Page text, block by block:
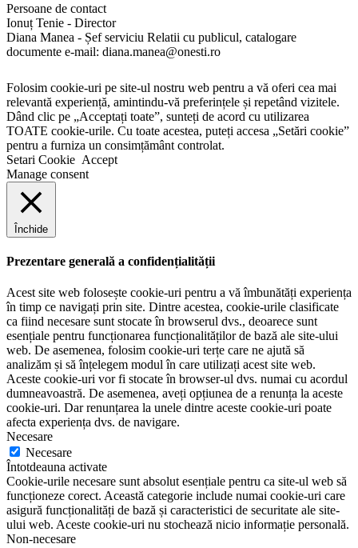
Persoane de contact
Ionuț Tenie - Director
Diana Manea - Șef serviciu Relatii cu publicul, catalogare
documente e-mail: diana.manea@onesti.ro
Folosim cookie-uri pe site-ul nostru web pentru a vă oferi cea mai
relevantă experiență, amintindu-vă preferințele și repetând vizitele.
Dând clic pe „Acceptați toate”, sunteți de acord cu utilizarea
TOATE cookie-urile. Cu toate acestea, puteți accesa „Setări cookie”
pentru a furniza un consimțământ controlat.
Setari Cookie Accept
Manage consent
Închide
Prezentare generală a confidențialității
Acest site web folosește cookie-uri pentru a vă îmbunătăți experiența
în timp ce navigați prin site. Dintre acestea, cookie-urile clasificate
ca fiind necesare sunt stocate în browserul dvs., deoarece sunt
esențiale pentru funcționarea funcționalităților de bază ale site-ului
web. De asemenea, folosim cookie-uri terțe care ne ajută să
analizăm și să înțelegem modul în care utilizați acest site web.
Aceste cookie-uri vor fi stocate în browser-ul dvs. numai cu acordul
dumneavoastră. De asemenea, aveți opțiunea de a renunța la aceste
cookie-uri. Dar renunțarea la unele dintre aceste cookie-uri poate
afecta experiența dvs. de navigare.
Necesare
Necesare
Întotdeauna activate
Cookie-urile necesare sunt absolut esențiale pentru ca site-ul web să
funcționeze corect. Această categorie include numai cookie-uri care
asigură funcționalități de bază și caracteristici de securitate ale site-
ului web. Aceste cookie-uri nu stochează nicio informație personală.
Non-necesare